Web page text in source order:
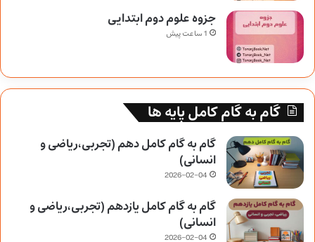
جزوه علوم دوم ابتدایی
1 ساعت پیش
گام به گام کامل پایه ها
گام به گام کامل دهم (تجربی،ریاضی و
انسانی)
2026-02-04
گام به گام کامل یازدهم (تجربی،ریاضی و
انسانی)
2026-02-04